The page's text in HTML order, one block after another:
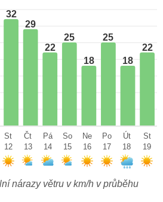
32
29
22
25
18
25
18
22
St
12
Čt
13
Pá
14
So
15
Ne
16
Po
17
Út
18
St
19
nárazy větru v km/h v průběhu